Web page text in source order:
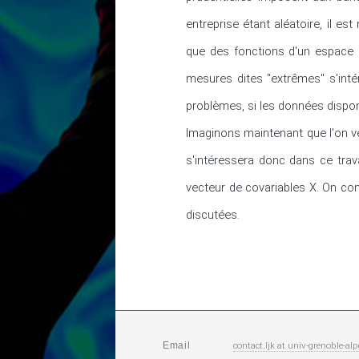
entreprise étant aléatoire, il
que des fonctions d'un
mesures dites "extrêmes"
problèmes, si les données
Imaginons maintenant que l'on
s'intéressera donc dans ce
vecteur de covariables X. On
discutées.
Email contact.ljkat univ-grenoble-